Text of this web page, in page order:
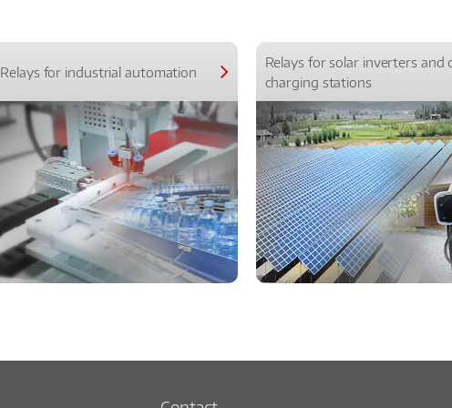
Relays for industrial automation
Relays for solar inverters and
charging stations